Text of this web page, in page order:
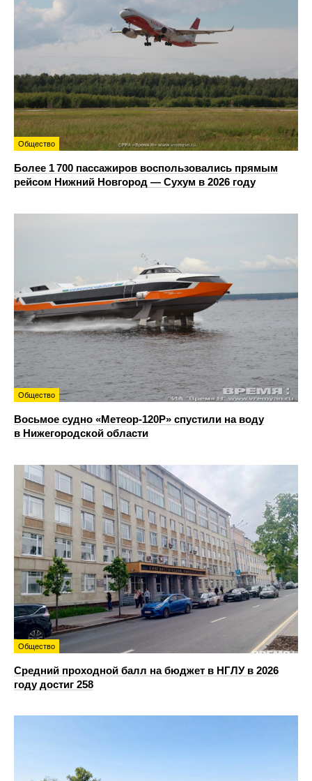
Общество
Более 1 700 пассажиров воспользовались прямым
рейсом Нижний Новгород — Сухум в 2026 году
Общество
Восьмое судно «Метеор-120Р» спустили на воду
в Нижегородской области
Общество
Средний проходной балл на бюджет в НГЛУ в 2026
году достиг 258